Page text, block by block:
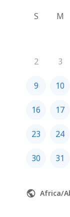
S
M
2 3
9 10
16 17
23 24
30 31
Africa/